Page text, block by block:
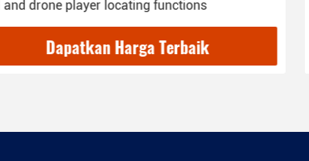
and drone player locating functions
Dapatkan Harga Terbaik